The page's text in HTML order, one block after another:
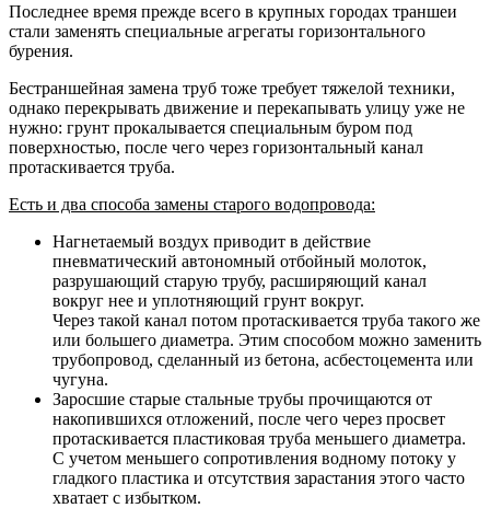
Последнее время прежде всего в крупных городах траншеи
стали заменять специальные агрегаты горизонтального
бурения.
Бестраншейная замена труб тоже требует тяжелой техники,
однако перекрывать движение и перекапывать улицу уже не
нужно: грунт прокалывается специальным буром под
поверхностью, после чего через горизонтальный канал
протаскивается труба.
Есть и два способа замены старого водопровода:
Нагнетаемый воздух приводит в действие
пневматический автономный отбойный молоток,
разрушающий старую трубу, расширяющий канал
вокруг нее и уплотняющий грунт вокруг.
Через такой канал потом протаскивается труба такого же
или большего диаметра. Этим способом можно заменить
трубопровод, сделанный из бетона, асбестоцемента или
чугуна.
Заросшие старые стальные трубы прочищаются от
накопившихся отложений, после чего через просвет
протаскивается пластиковая труба меньшего диаметра.
С учетом меньшего сопротивления водному потоку у
гладкого пластика и отсутствия зарастания этого часто
хватает с избытком.